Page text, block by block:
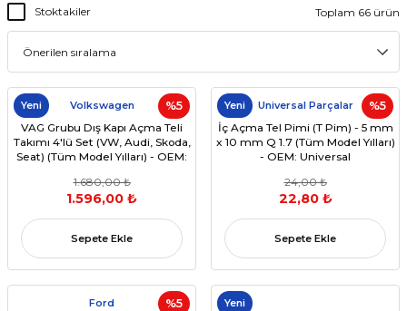
Stoktakiler Toplam 66 ürün
%5
Yeni Volkswagen
VAG Grubu Dış Kapı Açma Teli
Takımı 4'lü Set (VW, Audi, Skoda,
Seat) (Tüm Model Yılları) - OEM:
1.680,00 ₺
1.596,00 ₺
Sepete Ekle
%5
Yeni Universal Parçalar
İç Açma Tel Pimi (T Pim) - 5 mm
x 10 mm Q 1.7 (Tüm Model Yılları)
- OEM: Universal
24,00 ₺
22,80 ₺
Sepete Ekle
%5
Ford Yeni